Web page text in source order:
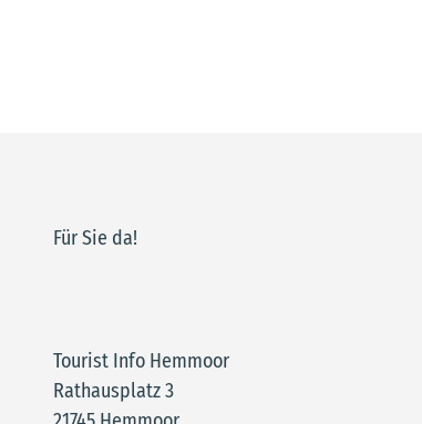
Für Sie da!
Tourist Info Hemmoor
Rathausplatz 3